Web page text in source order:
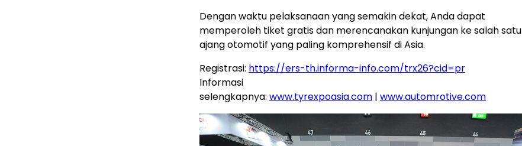
Dengan waktu pelaksanaan yang semakin dekat, Anda dapat
memperoleh tiket gratis dan merencanakan kunjungan ke salah satu
ajang otomotif yang paling komprehensif di Asia.
Registrasi: https://ers-th.informa-info.com/trx26?cid=pr
Informasi
selengkapnya: www.tyrexpoasia.com | www.automrotive.com